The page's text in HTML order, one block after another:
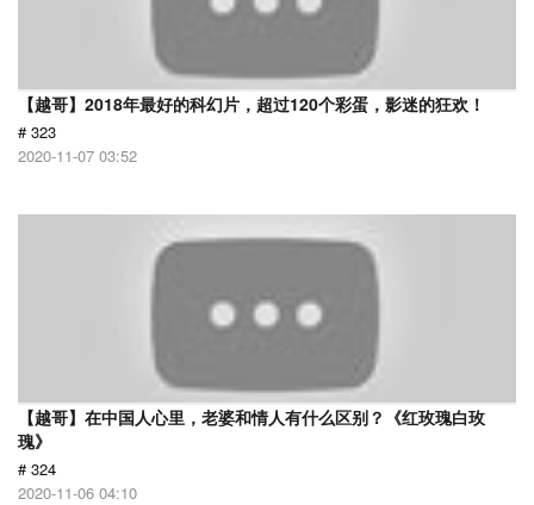
【越哥】2018年最好的科幻片，超过120个彩蛋，影迷的狂欢！
# 323
2020-11-07 03:52
【越哥】在中国人心里，老婆和情人有什么区别？《红玫瑰白玫
瑰》
# 324
2020-11-06 04:10